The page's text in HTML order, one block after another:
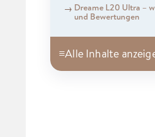
Dreame L20 Ultra –
und Bewertungen
≡Alle Inhalte